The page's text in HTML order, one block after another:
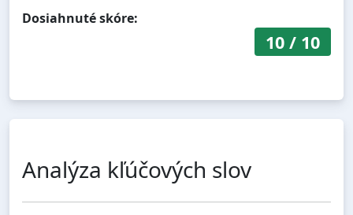
Dosiahnuté skóre:
10/ 10
Analýza kľúčových slov